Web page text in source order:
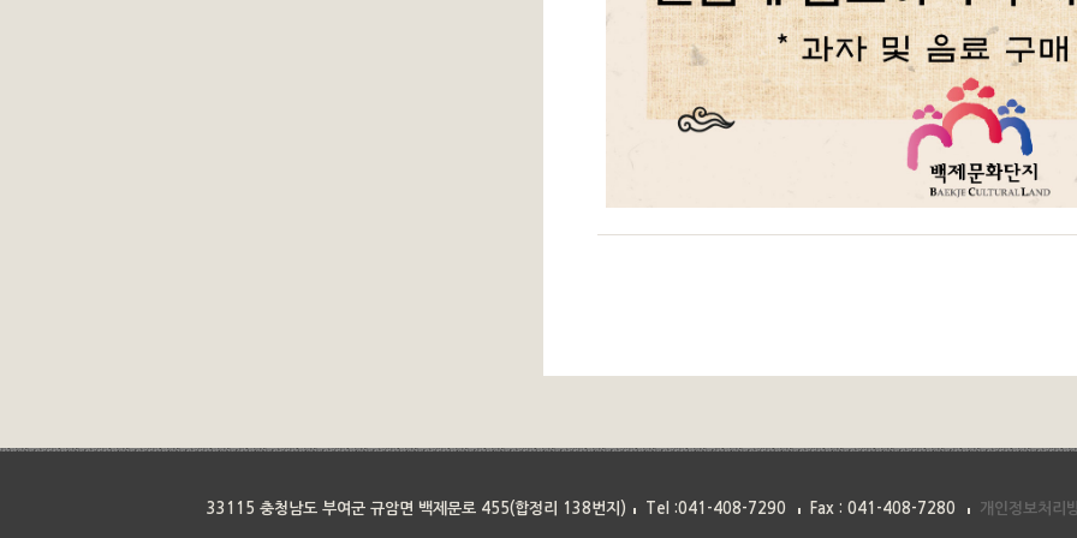
33115 충청남도 부여군 규암면 백제문로 455(합정리 138번지) Tel :041-408-7290 Fax : 041-408-7280 개인정보처리